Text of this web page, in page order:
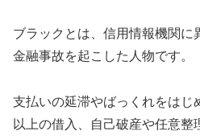
ブラックとは、信用情報機関に
金融事故を起こした人物です。
支払いの延滞やばっくれをはじ
以上の借入、自己破産や任意整